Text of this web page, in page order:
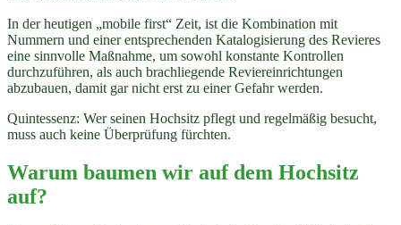
In der heutigen „mobile first“ Zeit, ist die Kombination mit
Nummern und einer entsprechenden Katalogisierung des Revieres
eine sinnvolle Maßnahme, um sowohl konstante Kontrollen
durchzuführen, als auch brachliegende Reviereinrichtungen
abzubauen, damit gar nicht erst zu einer Gefahr werden.
Quintessenz: Wer seinen Hochsitz pflegt und regelmäßig besucht,
muss auch keine Überprüfung fürchten.
Warum baumen wir auf dem Hochsitz
auf?